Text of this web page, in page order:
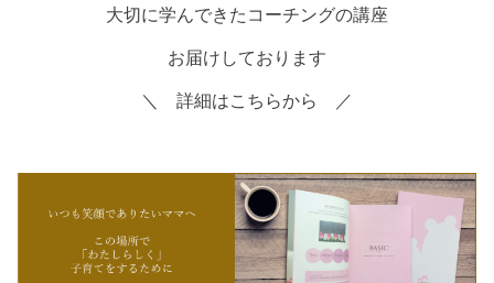
大切に学んできたコーチングの講座
お届けしております
＼ 詳細はこちらから ／